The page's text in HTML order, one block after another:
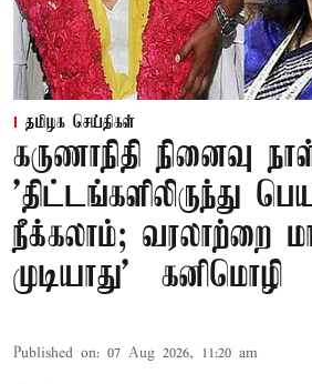
தமிழக செய்திகள்
கருணாநிதி நினைவு
'திட்டங்களிலிருந்து
நீக்கலாம்; வரலாற்றை
முடியாது' – கனிமொழி
Published on: 07 Aug 2026, 11:20 am